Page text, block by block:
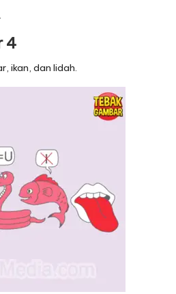
4
ikan, dan lidah.